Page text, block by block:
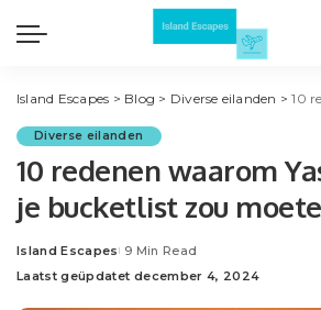
Island Escapes > Blog > Diverse eilanden >10
Diverse eilanden
10 redenen waarom
je bucketlist zou
Posted
by
Island Escapes 9 Min Read
Laatst geüpdatet december 4, 2024